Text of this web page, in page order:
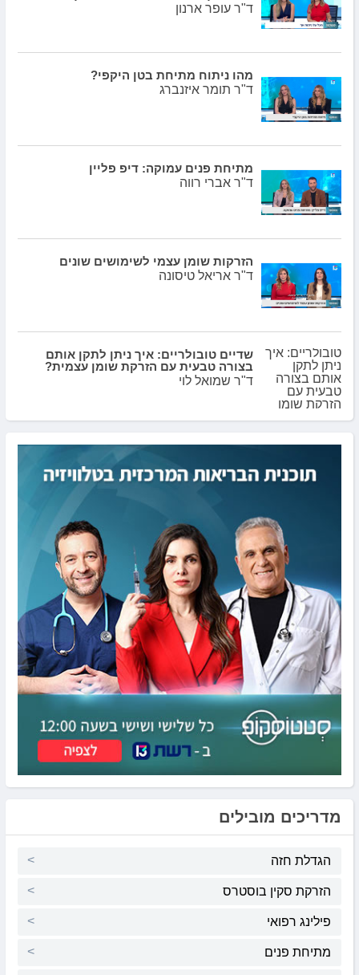
ד"ר עופר ארנון
מהו ניתוח מתיחת בטן היקפי?
ד"ר תומר איזנברג
מתיחת פנים עמוקה: דיפ פליין
ד"ר אברי רווה
הזרקות שומן עצמי לשימושים שונים
ד"ר אריאל טיסונה
שדיים טובולריים: איך ניתן לתקן אותם
בצורה טבעית עם הזרקת שומן עצמית?
ד"ר שמואל לוי
מדריכים מובילים
הגדלת חזה
הזרקת סקין בוסטרס
פילינג רפואי
מתיחת פנים